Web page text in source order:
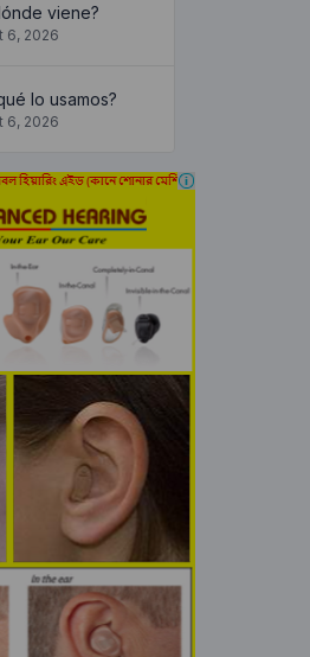
viene?
6, 2026
lo usamos?
6, 2026